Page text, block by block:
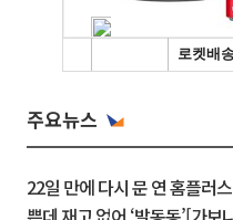
주요뉴스
22일 만에 다시 문 연 홈플러